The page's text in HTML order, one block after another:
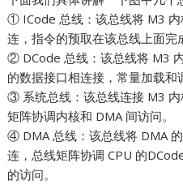
① ICode 总线：该总线将 M3
连，指令的预取在该总线上面完
② DCode 总线：该总线将 M3
的数据接口相连接，常量加载和
③ 系统总线：该总线连接 M3
矩阵协调内核和 DMA 间访问。
④ DMA 总线：该总线将 DMA
连，总线矩阵协调 CPU 的
的访问。